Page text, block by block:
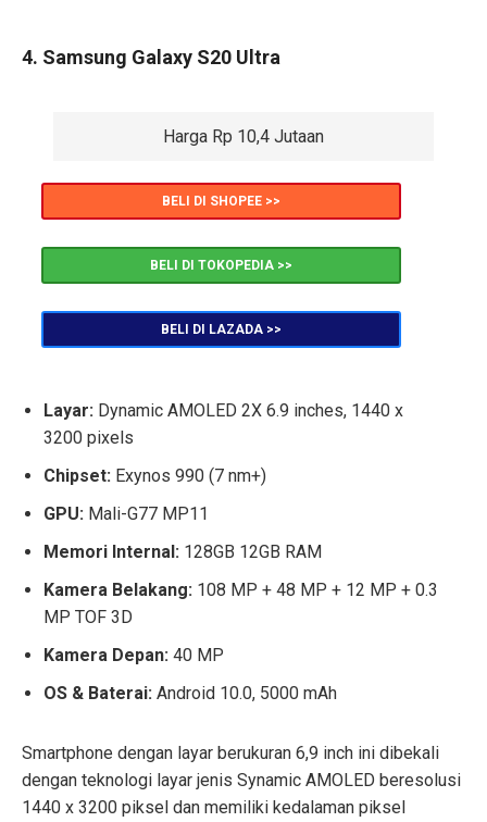
4. Samsung Galaxy S20 Ultra
Harga Rp 10,4 Jutaan
BELI DI SHOPEE >>
BELI DI TOKOPEDIA >>
BELI DI LAZADA >>
Layar: Dynamic AMOLED 2X 6.9 inches, 1440 x
3200 pixels
Chipset: Exynos 990 (7 nm+)
GPU: Mali-G77 MP11
Memori Internal: 128GB 12GB RAM
Kamera Belakang: 108 MP + 48 MP + 12 MP + 0.3
MP TOF 3D
Kamera Depan: 40 MP
OS & Baterai: Android 10.0, 5000 mAh
Smartphone dengan layar berukuran 6,9 inch ini dibekali
dengan teknologi layar jenis Synamic AMOLED beresolusi
1440 x 3200 piksel dan memiliki kedalaman piksel